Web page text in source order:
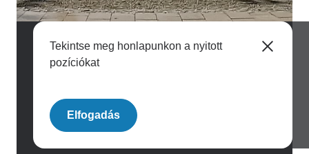
Tekintse meg honlapunkon a nyitott
pozíciókat
Elfogadás
Archívum